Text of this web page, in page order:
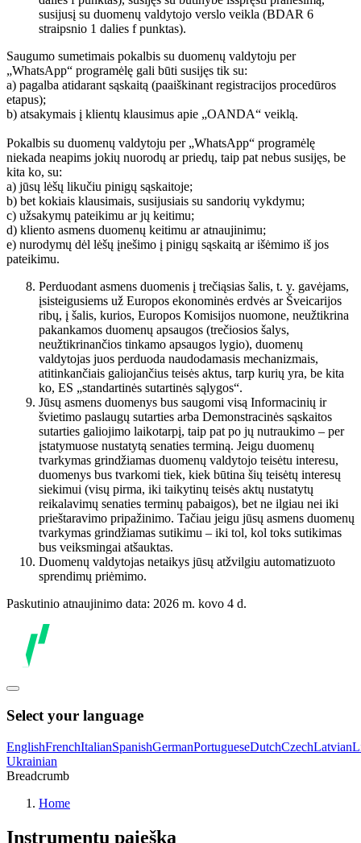
susijusį su duomenų valdytojo verslo veikla (BDAR 6
straipsnio 1 dalies f punktas).
Saugumo sumetimais pokalbis su duomenų valdytoju per
„WhatsApp“ programėlę gali būti susijęs tik su:
a) pagalba atidarant sąskaitą (paaiškinant registracijos procedūros
etapus);
b) atsakymais į klientų klausimus apie „OANDA“ veiklą.
Pokalbis su duomenų valdytoju per „WhatsApp“ programėlę
niekada neapims jokių nuorodų ar priedų, taip pat nebus susijęs, be
kita ko, su:
a) jūsų lėšų likučiu pinigų sąskaitoje;
b) bet kokiais klausimais, susijusiais su sandorių vykdymu;
c) užsakymų pateikimu ar jų keitimu;
d) kliento asmens duomenų keitimu ar atnaujinimu;
e) nurodymų dėl lėšų įnešimo į pinigų sąskaitą ar išėmimo iš jos
pateikimu.
Perduodant asmens duomenis į trečiąsias šalis, t. y. gavėjams,
įsisteigusiems už Europos ekonominės erdvės ar Šveicarijos
ribų, į šalis, kurios, Europos Komisijos nuomone, neužtikrina
pakankamos duomenų apsaugos (trečiosios šalys,
neužtikrinančios tinkamo apsaugos lygio), duomenų
valdytojas juos perduoda naudodamasis mechanizmais,
atitinkančiais galiojančius teisės aktus, tarp kurių yra, be kita
ko, ES „standartinės sutartinės sąlygos“.
Jūsų asmens duomenys bus saugomi visą Informacinių ir
švietimo paslaugų sutarties arba Demonstracinės sąskaitos
sutarties galiojimo laikotarpį, taip pat po jų nutraukimo – per
įstatymuose nustatytą senaties terminą. Jeigu duomenų
tvarkymas grindžiamas duomenų valdytojo teisėtu interesu,
duomenys bus tvarkomi tiek, kiek būtina šių teisėtų interesų
siekimui (visų pirma, iki taikytinų teisės aktų nustatytų
reikalavimų senaties terminų pabaigos), bet ne ilgiau nei iki
prieštaravimo pripažinimo. Tačiau jeigu jūsų asmens duomenų
tvarkymas grindžiamas sutikimu – iki tol, kol toks sutikimas
bus veiksmingai atšauktas.
Duomenų valdytojas netaikys jūsų atžvilgiu automatizuoto
sprendimų priėmimo.
Paskutinio atnaujinimo data: 2026 m. kovo 4 d.
Select your language
EnglishFrenchItalianSpanishGermanPortugueseDutchCzechLatvian
Ukrainian
Breadcrumb
Home
Instrumentų paieška